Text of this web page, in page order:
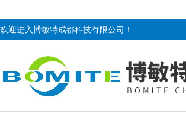
欢迎进入博敏特成都科技有限公司！